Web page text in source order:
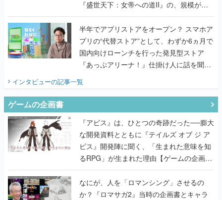
『盛世天下：女帝への道II』の、規模が違
うこだわりをプロデューサーに聞いた
半年でアプリストアをオープン？ スマホア
プリの“代替ストア”として、わずか6ヵ月で
国内向けローンチを行った発見型ストア
『あっぷアリーナ！』仕掛け人に話を聞い
てみた
インタビューの記事一覧
ゲームの企画書
『アビス』は、ひとつの奇跡だった──膨大
な開発資料とともに『テイルズ オブ ジ ア
ビス』開発陣に聞く、「生まれた意味を知
るRPG」が生まれた理由【ゲームの企画
書】
なにが、人を「ロマンシング」させるの
か？『ロマサガ2』当時の企画書とキャラ